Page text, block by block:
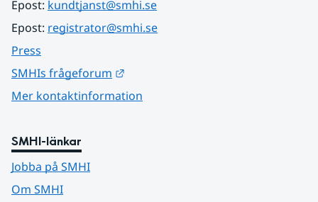
Epost: kundtjanst@smhi.se
Epost: registrator@smhi.se
Press
SMHIs frågeforum
Mer kontaktinformation
SMHI-länkar
Jobba på SMHI
Om SMHI